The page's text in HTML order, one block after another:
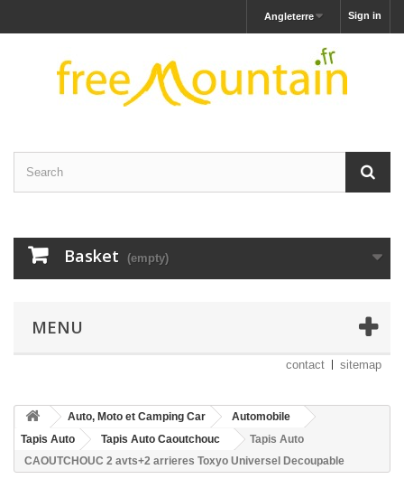
Sign in
Angleterre
Basket (empty)
MENU
contact sitemap
Auto, Moto et Camping Car
Automobile
Tapis Auto
Tapis Auto Caoutchouc
Tapis Auto
CAOUTCHOUC 2 avts+2 arrieres Toxyo Universel Decoupable